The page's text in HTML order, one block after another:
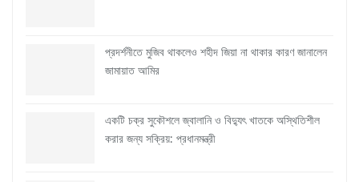
প্রদর্শনীতে মুজিব থাকলেও শহীদ জিয়া না থাকার কারণ জানালেন
জামায়াত আমির
একটি চক্র সুকৌশলে জ্বালানি ও বিদ্যুৎ খাতকে অস্থিতিশীল
করার জন্য সক্রিয়: প্রধানমন্ত্রী